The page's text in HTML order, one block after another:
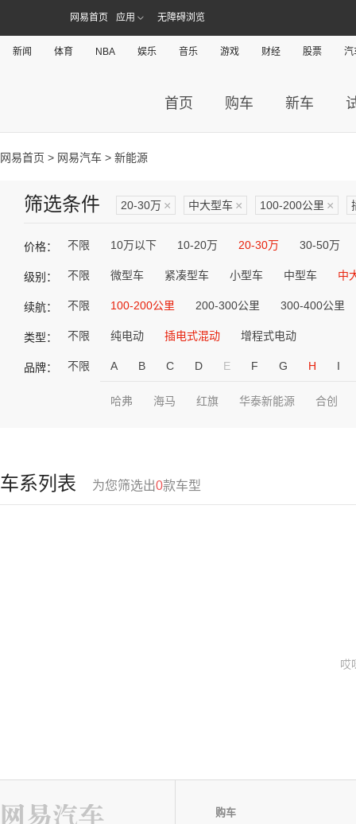
网易首页 应用 无障碍浏览
新闻 体育 NBA 娱乐 音乐 游戏 财经 股票 汽
首页 购车 新车
网易首页 > 网易汽车 > 新能源
筛选条件 20-30万 × 中大型车 × 100-200公里 ×
价格： 不限 10万以下 10-20万 20-30万 30-50万
级别： 不限 微型车 紧凑型车 小型车 中型车 中
续航： 不限 100-200公里 200-300公里 300-400公里
类型： 不限 纯电动 插电式混动 增程式电动
品牌： 不限 A B C D E F G H I
哈弗 海马 红旗 华泰新能源 合创
车系列表 为您筛选出0款车型
哎
购车